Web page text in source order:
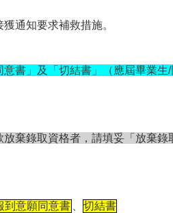
通知要求補救措施。
書」及「切結書」（應屆畢業生
放棄錄取資格者，請填妥「放棄錄
到意願同意書
切結書